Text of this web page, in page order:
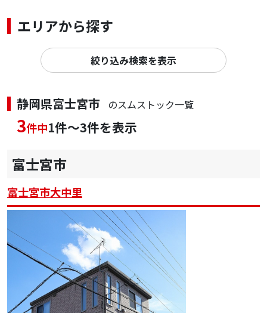
エリアから探す
絞り込み検索を表示
静岡県富士宮市 のスムストック一覧
3件中1件～3件を表示
富士宮市
富士宮市大中里